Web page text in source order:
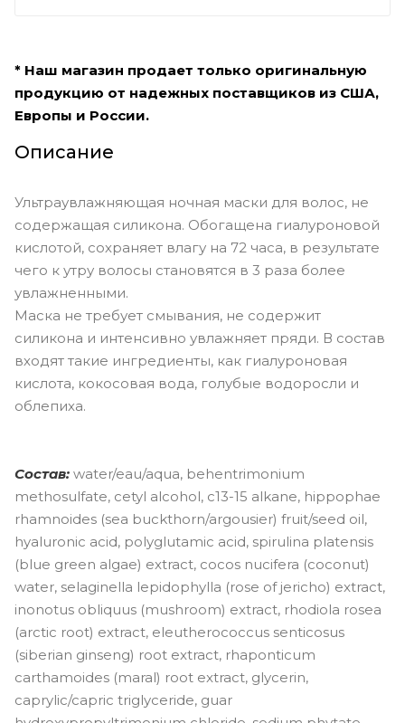
* Наш магазин продает только оригинальную
продукцию от надежных поставщиков из США,
Европы и России.
Описание
Ультраувлажняющая ночная маски для волос, не
содержащая силикона. Обогащена гиалуроновой
кислотой, сохраняет влагу на 72 часа, в результате
чего к утру волосы становятся в 3 раза более
увлажненными.
Маска не требует смывания, не содержит
силикона и интенсивно увлажняет пряди. В состав
входят такие ингредиенты, как гиалуроновая
кислота, кокосовая вода, голубые водоросли и
облепиха.
Состав: water/eau/aqua, behentrimonium
methosulfate, cetyl alcohol, c13-15 alkane, hippophae
rhamnoides (sea buckthorn/argousier) fruit/seed oil,
hyaluronic acid, polyglutamic acid, spirulina platensis
(blue green algae) extract, cocos nucifera (coconut)
water, selaginella lepidophylla (rose of jericho) extract,
inonotus obliquus (mushroom) extract, rhodiola rosea
(arctic root) extract, eleutherococcus senticosus
(siberian ginseng) root extract, rhaponticum
carthamoides (maral) root extract, glycerin,
caprylic/capric triglyceride, guar